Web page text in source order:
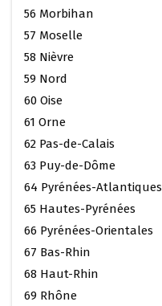
56 Morbihan
57 Moselle
58 Nièvre
59 Nord
60 Oise
61 Orne
62 Pas-de-Calais
63 Puy-de-Dôme
64 Pyrénées-Atlantiques
65 Hautes-Pyrénées
66 Pyrénées-Orientales
67 Bas-Rhin
68 Haut-Rhin
69 Rhône